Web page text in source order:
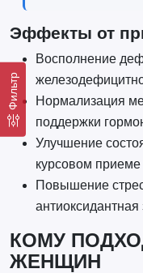
Фильтр
Эффекты от
Восполнение
Нормализация
поддержки
Улучшение
курсовом приеме
Повышение
антиоксидантная
КОМУ
ЖЕНЩИН